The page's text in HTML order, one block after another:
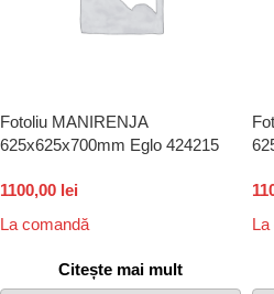
Fotoliu MANIRENJA
625x625x700mm Eglo 424215
1100,00 lei
La comandă
Citește mai mult
La